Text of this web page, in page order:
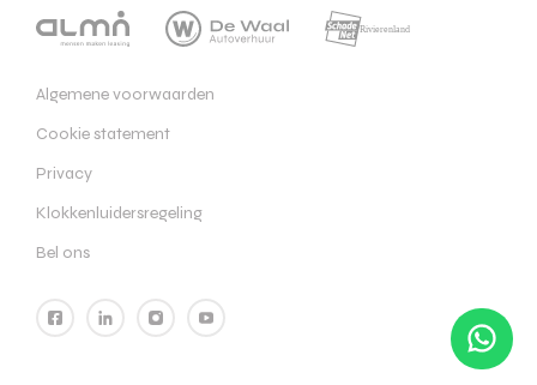
Algemene voorwaarden
Cookie statement
Privacy
Klokkenluidersregeling
Bel ons